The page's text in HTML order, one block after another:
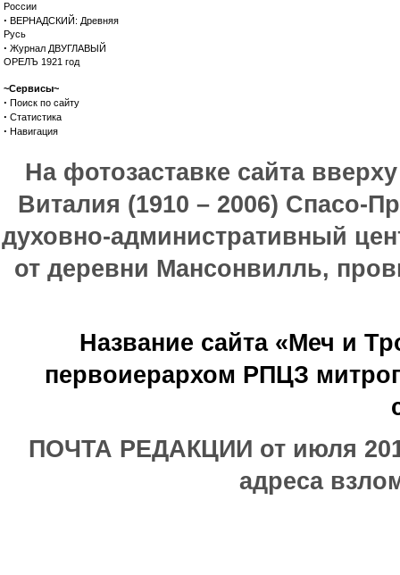
России
· ВЕРНАДСКИЙ: Древняя
Русь
· Журнал ДВУГЛАВЫЙ
ОРЕЛЪ 1921 год
~Сервисы~
· Поиск по сайту
· Статистика
· Навигация
На фотозаставке сайта
Виталия (1910 – 2006) Спасо-
духовно-административный
от деревни Мансонвилль,
Название сайта «Меч и
первоиерархом РПЦЗ
ПОЧТА РЕДАКЦИИ от июля
адреса